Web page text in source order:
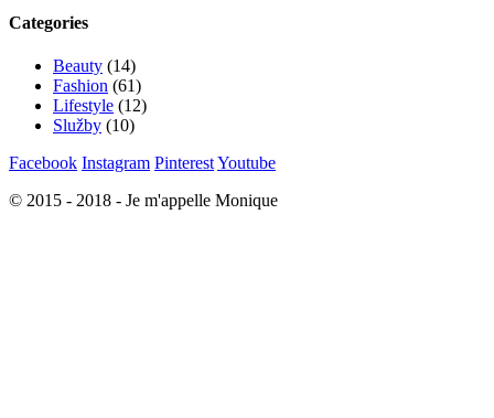
Categories
Beauty (14)
Fashion (61)
Lifestyle (12)
Služby (10)
Facebook Instagram PinterestYoutube
© 2015 - 2018 - Je m'appelle Monique